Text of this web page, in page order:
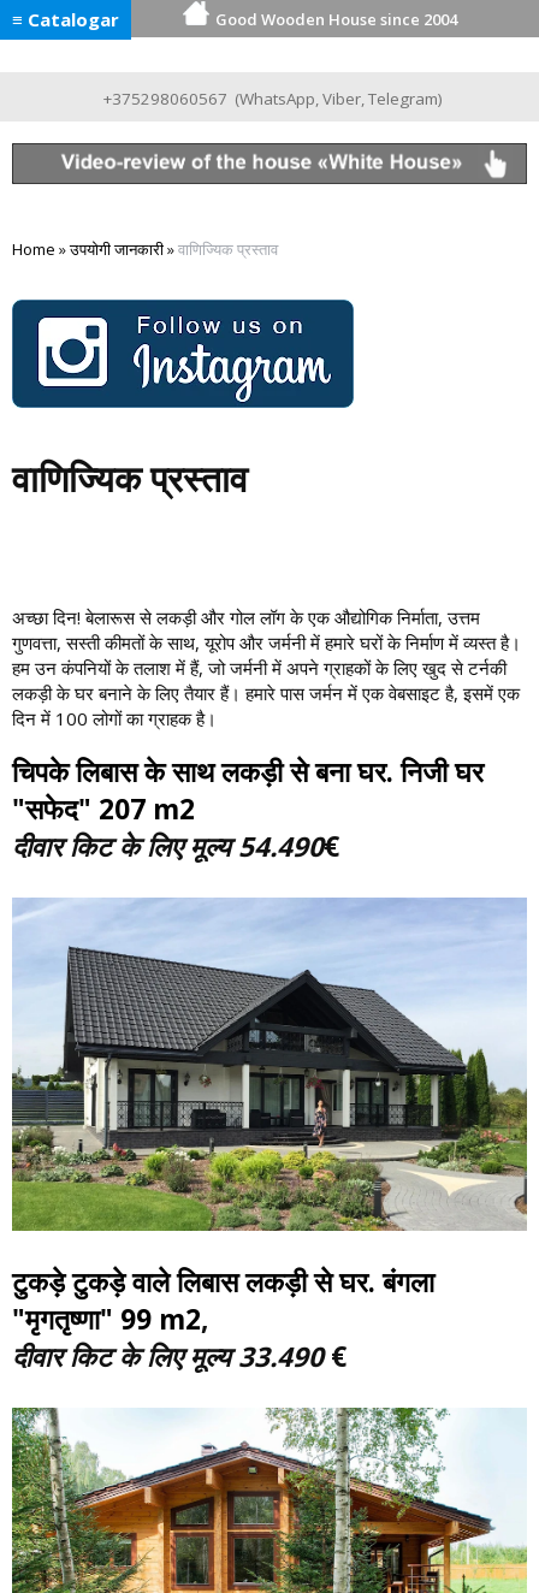
≡ Catalogar Good Wooden House since 2004
+375298060567 (WhatsApp,Viber,Telegram)
Home »उपयोगी जानकारी»वाणिज्यिक प्रस्ताव
वाणिज्यिक प्रस्ताव
अच्छा दिन! बेलारूस से लकड़ी और गोल लॉग के एक औद्योगिक निर्माता, उत्तम
गुणवत्ता, सस्ती कीमतों के साथ, यूरोप और जर्मनी में हमारे घरों के निर्माण में व्यस्त है।
हम उन कंपनियों के तलाश में हैं, जो जर्मनी में अपने ग्राहकों के लिए खुद से टर्नकी
लकड़ी के घर बनाने के लिए तैयार हैं। हमारे पास जर्मन में एक वेबसाइट है, इसमें एक
दिन में 100 लोगों का ग्राहक है।
चिपके लिबास के साथ लकड़ी से बना घर. निजी घर
"सफेद" 207 m2
दीवार किट के लिए मूल्य 54.490€
टुकड़े टुकड़े वाले लिबास लकड़ी से घर. बंगला
"मृगतृष्णा" 99 m2,
दीवार किट के लिए मूल्य33.490€